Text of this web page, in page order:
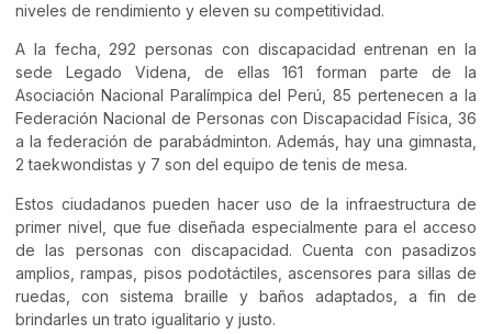
niveles de rendimiento y eleven su competitividad.
A la fecha, 292 personas con discapacidad entrenan en la
sede Legado Videna, de ellas 161 forman parte de la
Asociación Nacional Paralímpica del Perú, 85 pertenecen a la
Federación Nacional de Personas con Discapacidad Física, 36
a la federación de parabádminton. Además, hay una gimnasta,
2 taekwondistas y 7 son del equipo de tenis de mesa.
Estos ciudadanos pueden hacer uso de la infraestructura de
primer nivel, que fue diseñada especialmente para el acceso
de las personas con discapacidad. Cuenta con pasadizos
amplios, rampas, pisos podotáctiles, ascensores para sillas de
ruedas, con sistema braille y baños adaptados, a fin de
brindarles un trato igualitario y justo.